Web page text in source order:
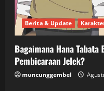
Berita & Update
Bagaimana Hana Tabata
Pembicaraan Jelek?
muncunggembel